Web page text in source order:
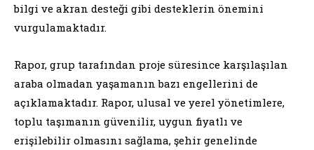
bilgi ve akran desteği gibi desteklerin önemini
vurgulamaktadır.
Rapor, grup tarafından proje süresince karşılaşılan
araba olmadan yaşamanın bazı engellerini de
açıklamaktadır. Rapor, ulusal ve yerel yönetimlere,
toplu taşımanın güvenilir, uygun fiyatlı ve
erişilebilir olmasını sağlama, şehir genelinde